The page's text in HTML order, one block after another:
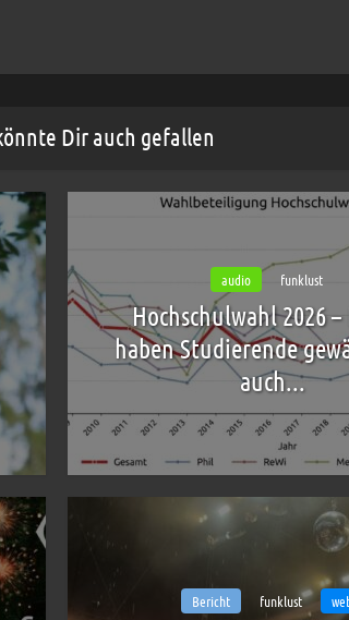
Dir auch gefallen
audio funklust
Hochschulwahl 2026
haben Studierende
auch...
Bericht funklust